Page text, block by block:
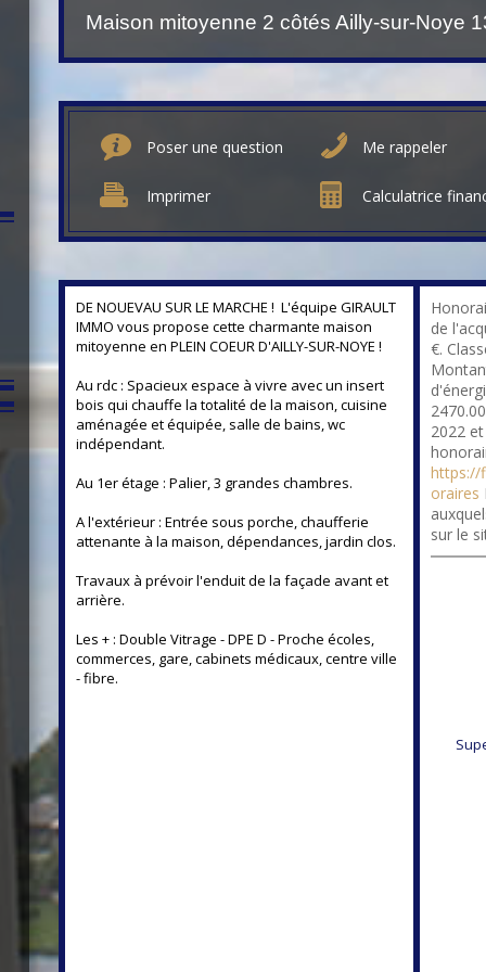
Maison mitoyenne 2 côtés Ailly-sur-Noye
Poser une question Me rappeler
Imprimer Calculatrice
DE NOUEVAU SUR LE MARCHE ! L'équipe GIRAULT
IMMO vous propose cette charmante maison
mitoyenne en PLEIN COEUR D'AILLY-SUR-NOYE !
Au rdc : Spacieux espace à vivre avec un insert
bois qui chauffe la totalité de la maison, cuisine
aménagée et équipée, salle de bains, wc
indépendant.
Au 1er étage : Palier, 3 grandes chambres.
A l'extérieur : Entrée sous porche, chaufferie
attenante à la maison, dépendances, jardin clos.
Travaux à prévoir l'enduit de la façade avant et
arrière.
Les + : Double Vitrage - DPE D - Proche écoles,
commerces, gare, cabinets médicaux, centre ville
- fibre.
de
€.
2022
https://
oraires
sur le